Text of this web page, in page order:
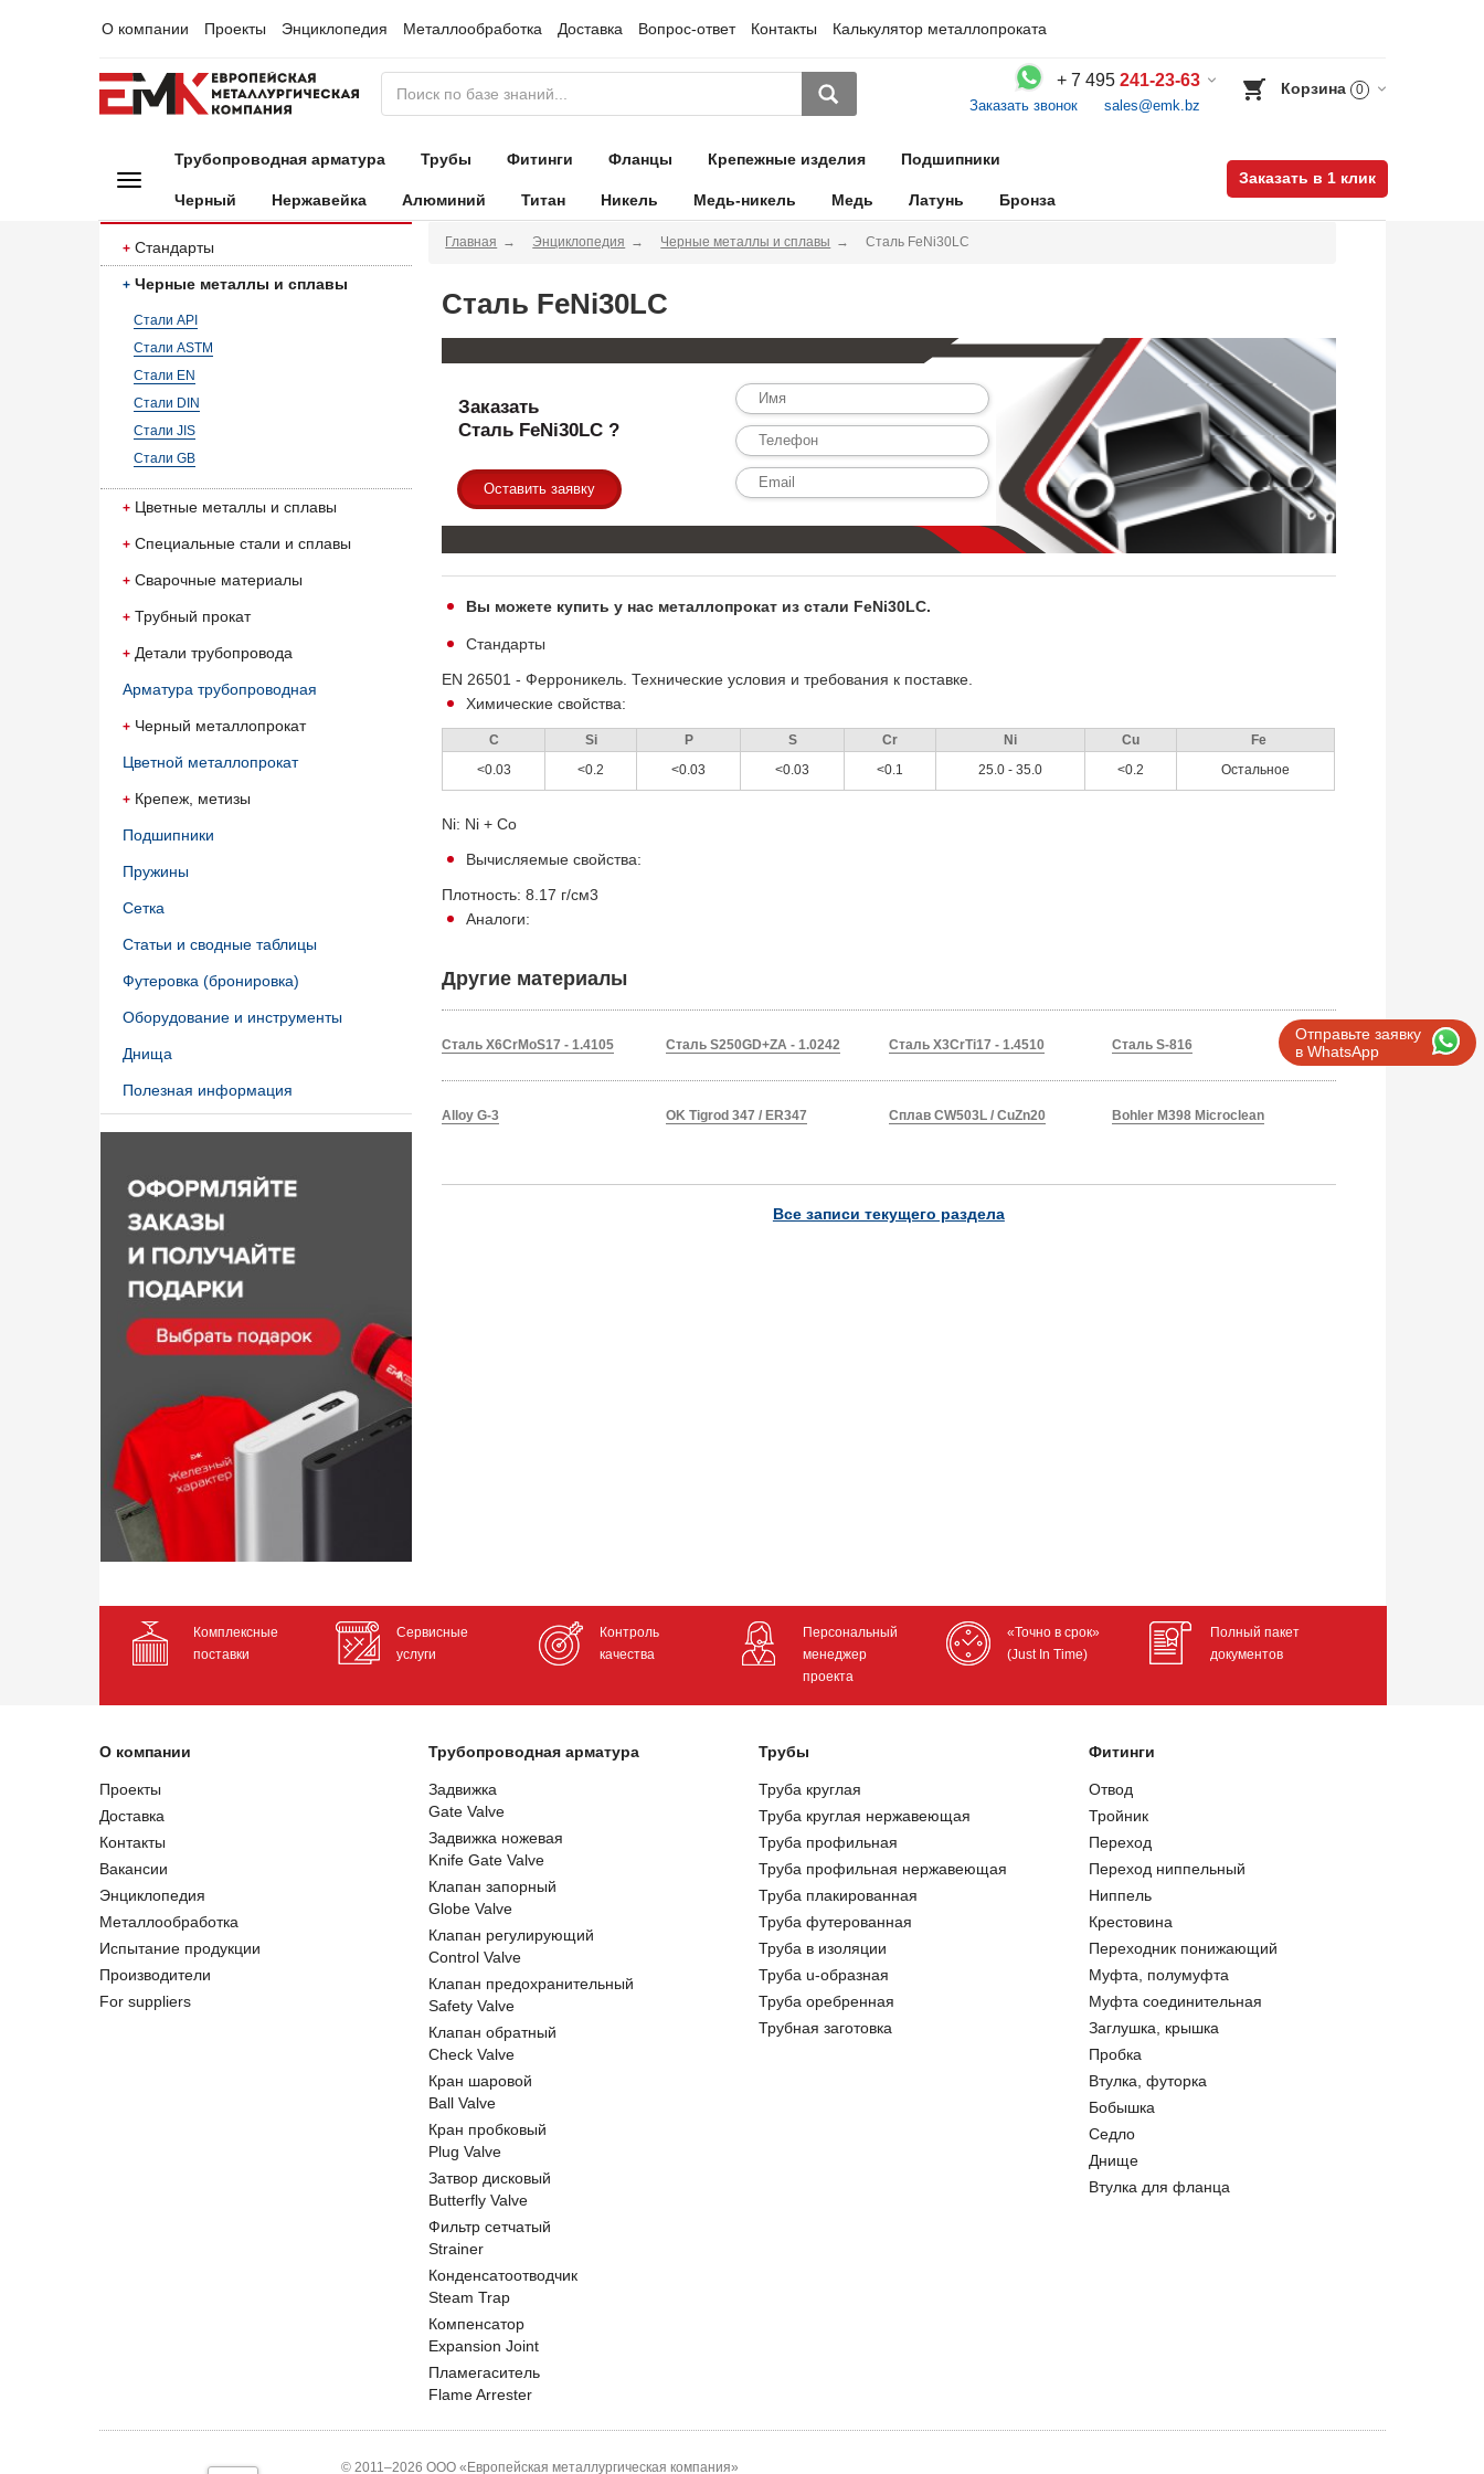
О компании Проекты Энциклопедия Металлообработка Доставка Вопрос-ответ Контакты Калькулятор металлопроката
+ 7 495 241-23-63
Заказать звонок sales@emk.bz
Корзина 0
Трубопроводная арматура Трубы Фитинги Фланцы Крепежные изделия Подшипники
Черный Нержавейка Алюминий Титан Никель Медь-никель Медь Латунь Бронза
Заказать в 1 клик
Стандарты
Черные металлы и сплавы
Стали API
Стали ASTM
Стали EN
Стали DIN
Стали JIS
Стали GB
Цветные металлы и сплавы
Специальные стали и сплавы
Сварочные материалы
Трубный прокат
Детали трубопровода
Арматура трубопроводная
Черный металлопрокат
Цветной металлопрокат
Крепеж, метизы
Подшипники
Пружины
Сетка
Статьи и сводные таблицы
Футеровка (бронировка)
Оборудование и инструменты
Днища
Полезная информация
Отправьте заявку
в WhatsApp
Главная Энциклопедия Черные металлы и сплавы Сталь FeNi30LC
Сталь FeNi30LC
Заказать
Сталь FeNi30LC ?
Оставить заявку
Вы можете купить у нас металлопрокат из стали FeNi30LC.
Стандарты
EN 26501 - Ферроникель. Технические условия и требования к поставке.
Химические свойства:
C Si P S Cr Ni Cu
Fe
<0.03
<0.2 <0.03 <0.03 <0.1 25.0 - 35.0 <0.2 Остальное
Ni: Ni + Co
Вычисляемые свойства:
Плотность: 8.17 г/см3
Аналоги:
Другие материалы
Сталь X6CrMoS17 - 1.4105 Сталь S250GD+ZA - 1.0242 Сталь X3CrTi17 - 1.4510 Сталь S-816
Alloy G-3 OK Tigrod 347 / ER347 Сплав CW503L / CuZn20 Bohler M398 Microclean
Все записи текущего раздела
Комплексные
поставки
Сервисные
услуги
Контроль
качества
Персональный
менеджер
проекта
«Точно в срок»
(Just In Time)
Полный пакет
документов
О компании
Проекты
Доставка
Контакты
Вакансии
Энциклопедия
Металлообработка
Испытание продукции
Производители
For suppliers
Трубопроводная арматура
Задвижка
Gate Valve
Задвижка ножевая
Knife Gate Valve
Клапан запорный
Globe Valve
Клапан регулирующий
Control Valve
Клапан предохранительный
Safety Valve
Клапан обратный
Check Valve
Кран шаровой
Ball Valve
Кран пробковый
Plug Valve
Затвор дисковый
Butterfly Valve
Фильтр сетчатый
Strainer
Конденсатоотводчик
Steam Trap
Компенсатор
Expansion Joint
Пламегаситель
Flame Arrester
Трубы
Труба круглая
Труба круглая нержавеющая
Труба профильная
Труба профильная нержавеющая
Труба плакированная
Труба футерованная
Труба в изоляции
Труба u-образная
Труба оребренная
Трубная заготовка
Фитинги
Отвод
Тройник
Переход
Переход ниппельный
Ниппель
Крестовина
Переходник понижающий
Муфта, полумуфта
Муфта соединительная
Заглушка, крышка
Пробка
Втулка, футорка
Бобышка
Седло
Днище
Втулка для фланца
© 2011–2026 ООО «Европейская металлургическая компания»